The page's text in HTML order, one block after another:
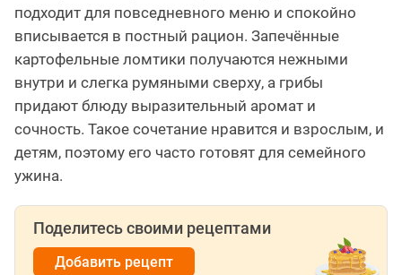
подходит для повседневного меню и спокойно
вписывается в постный рацион. Запечённые
картофельные ломтики получаются нежными
внутри и слегка румяными сверху, а грибы
придают блюду выразительный аромат и
сочность. Такое сочетание нравится и взрослым, и
детям, поэтому его часто готовят для семейного
ужина.
Поделитесь своими рецептами
Добавить рецепт